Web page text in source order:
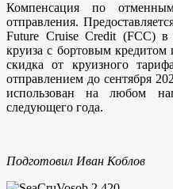
Компенсация по
отправления.
Future Cruise Credit (FСС) в
круиза с бортовым кредитом
скидка от круизного
отправлением до сентября
использован на любом
следующего года.
Подготовил Иван Коблов